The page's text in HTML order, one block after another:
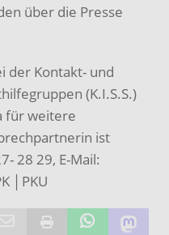
über die Presse
der Kontakt- und
(K.I.S.S.)
für weitere
ist
28 29, E-Mail:
│PKU